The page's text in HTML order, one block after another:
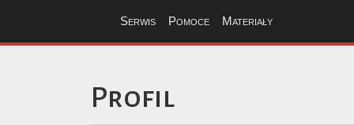
Serwis Pomoce Materiały
Profil